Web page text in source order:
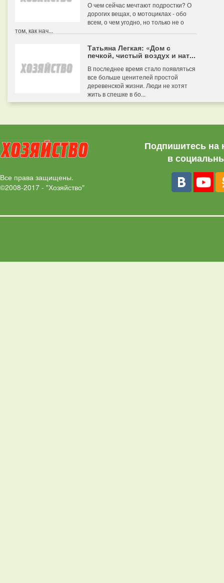
О чем сейчас мечтают подростки? О
дорогих вещах, о мотоциклах - обо
всем, о чем угодно, но только не о
том, как нач...
Татьяна Легкая: «Дом с
печкой, чистый воздух и нат...
В последнее время стало появляться
все больше ценителей простой
деревенской жизни. Люди не хотят
жить в спешке в бо...
Все права защищены.
©2008-2017 - "Хозяйство"
Подпишитесь на
в